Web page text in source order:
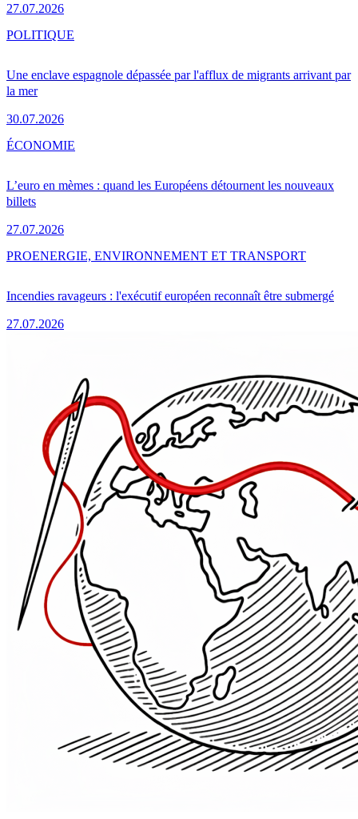
27.07.2026
Une enclave espagnole dépassée par l'afflux de migrants arrivant par
la mer
30.07.2026
POLITIQUE
L’euro en mèmes : quand les Européens détournent les nouveaux
billets
27.07.2026
ÉCONOMIE
Incendies ravageurs : l'exécutif européen reconnaît être submergé
27.07.2026
PROENERGIE, ENVIRONNEMENT ET TRANSPORT